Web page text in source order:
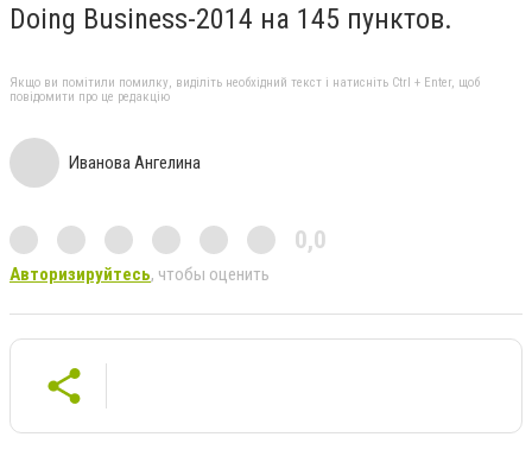
Doing Business-2014 на 145 пунктов.
Якщо ви помітили помилку, виділіть необхідний текст і натисніть Ctrl + Enter, щоб
повідомити про це редакцію
Иванова Ангелина
0,0
Авторизируйтесь, чтобы оценить